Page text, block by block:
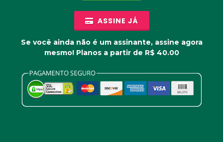
ASSINE JÁ
Se você ainda não é um assinante, assine agora
mesmo! Planos a partir de R$ 40.00